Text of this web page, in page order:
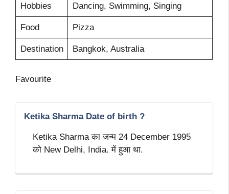
Hobbies Dancing, Swimming, Singing
Food Pizza
Destination Bangkok, Australia
Favourite
Ketika Sharma Date of birth ?
Ketika Sharma का जन्म 24 December 1995
को New Delhi, India. में हुआ था.